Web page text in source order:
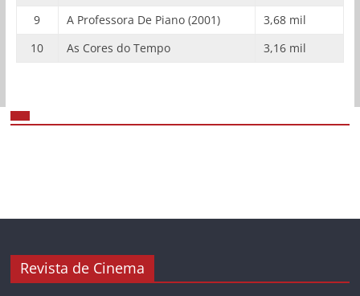
9
A Professora De Piano (2001)
3,68 mil
10
As Cores do Tempo 3,16 mil
Revista de Cinema